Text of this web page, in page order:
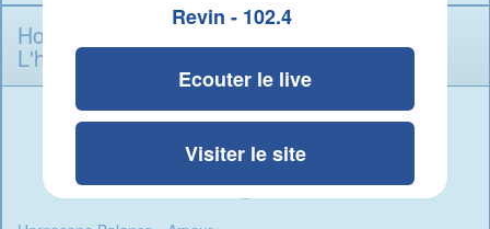
Revin - 102.4
Ecouter le live
Visiter le site
Horoscope Balance du Jeudi 6 Aoï¿½t 2026 -
L'horoscope du jour